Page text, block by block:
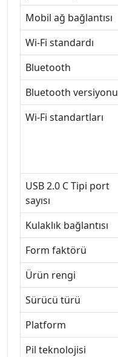
Mobil ağ bağlantısı
Wi-Fi standardı
Bluetooth
Bluetooth versiyonu
Wi-Fi standartları
USB 2.0 C Tipi port
sayısı
Kulaklık bağlantısı
Form faktörü
Ürün rengi
Sürücü türü
Platform
Pil teknolojisi